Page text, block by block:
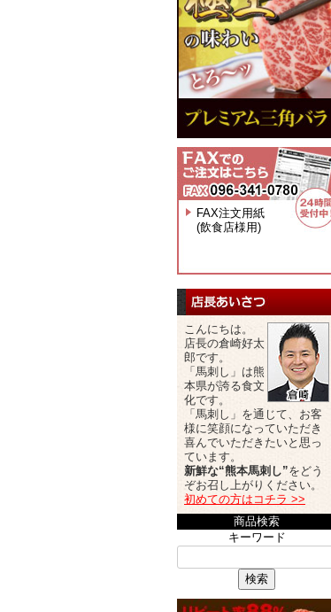
FAX注文用紙
(飲食店様用)
こんにちは。
店長の倉崎好太
郎です。
「馬刺し」は熊
本県が誇る食文
化です。
「馬刺し」を通じて、お客
様に笑顔になっていただき
喜んでいただきたいと思っ
ています。
新鮮な“熊本馬刺し”をどう
ぞお召し上がりください。
初めての方はコチラ >>
商品検索
キーワード
検索